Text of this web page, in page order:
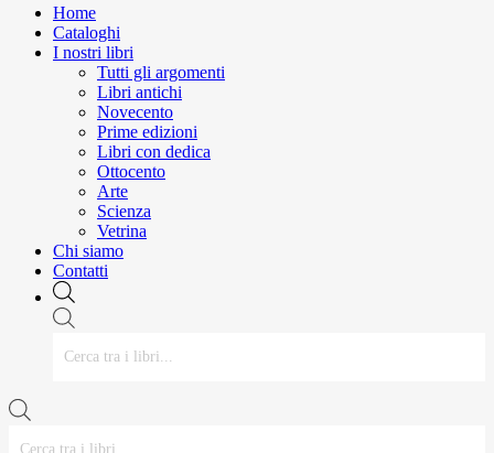
Close
Menu
Home
Cataloghi
I nostri libri
Tutti gli argomenti
Libri antichi
Novecento
Prime edizioni
Libri con dedica
Ottocento
Arte
Scienza
Vetrina
Chi siamo
Contatti
prodotti